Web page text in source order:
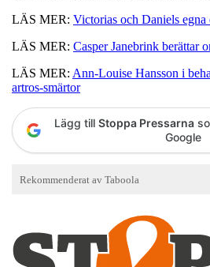
LÄS MER: Victorias och Daniels egna
LÄS MER: Casper Janebrink berättar
LÄS MER: Ann-Louise Hansson i
artros-smärtor
Lägg till Stoppa Pressarna
Google